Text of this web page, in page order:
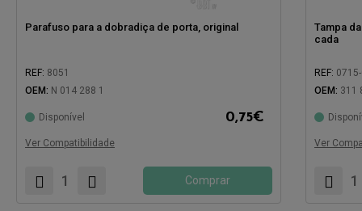
Parafuso para a dobradiça de porta, original
REF: 8051
OEM: N 014 288 1
Disponível 0,75€
Ver Compatibilidade
Compatível com:
Comprar
Tampa
cada
REF:
OEM: 311
Ver